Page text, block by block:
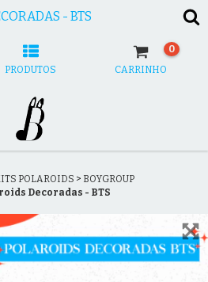
- BTS
PRODUTOS CARRINHO
0
POLAROIDS > BOYGROUP
Decoradas - BTS